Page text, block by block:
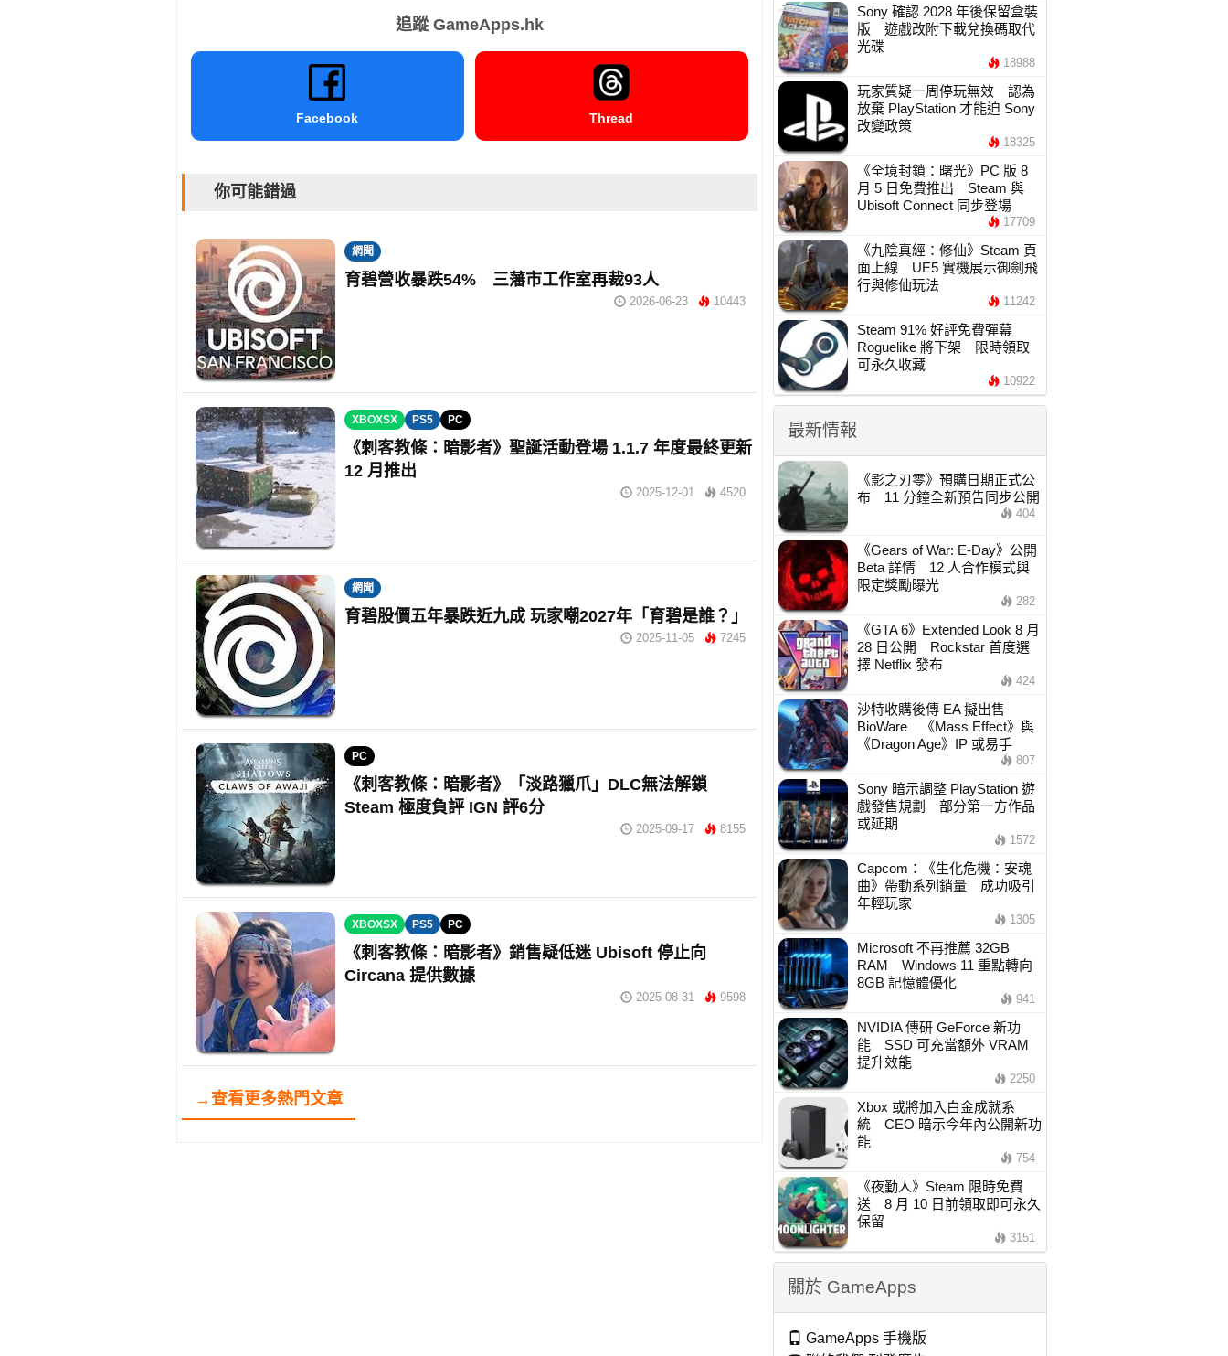
追蹤 GameApps.hk
Facebook Thread
你可能錯過
網聞
育碧營收暴跌54% 三藩市工作室再裁93人
2026-06-23 10443
XBOXSX PS5 PC
《刺客教條：暗影者》聖誕活動登場 1.1.7 年度最終更新
12 月推出
2025-12-01 4520
網聞
育碧股價五年暴跌近九成 玩家嘲2027年「育碧是誰？」
2025-11-05 7245
PC
《刺客教條：暗影者》「淡路獵爪」DLC無法解鎖
Steam 極度負評 IGN 評6分
2025-09-17 8155
XBOXSX PS5 PC
《刺客教條：暗影者》銷售疑低迷 Ubisoft 停止向
Circana 提供數據
2025-08-31 9598
→查看更多熱門文章
Sony 確認 2028 年後保留盒裝
版 遊戲改附下載兌換碼取代
光碟
18988
玩家質疑一周停玩無效 認為
放棄 PlayStation 才能迫 Sony
改變政策
18325
《全境封鎖：曙光》PC 版 8
月 5 日免費推出 Steam 與
Ubisoft Connect 同步登場
17709
《九陰真經：修仙》Steam 頁
面上線 UE5 實機展示御劍飛
行與修仙玩法
11242
Steam 91% 好評免費彈幕
Roguelike 將下架 限時領取
可永久收藏
10922
最新情報
《影之刃零》預購日期正式公
布 11 分鐘全新預告同步公開
404
《Gears of War: E-Day》公開
Beta 詳情 12 人合作模式與
限定獎勵曝光
282
《GTA 6》Extended Look 8 月
28 日公開 Rockstar 首度選
擇 Netflix 發布
424
沙特收購後傳 EA 擬出售
BioWare 《Mass Effect》與
《Dragon Age》IP 或易手
807
Sony 暗示調整 PlayStation 遊
戲發售規劃 部分第一方作品
或延期
1572
Capcom：《生化危機：安魂
曲》帶動系列銷量 成功吸引
年輕玩家
1305
Microsoft 不再推薦 32GB
RAM Windows 11 重點轉向
8GB 記憶體優化
941
NVIDIA 傳研 GeForce 新功
能 SSD 可充當額外 VRAM
提升效能
2250
Xbox 或將加入白金成就系
統 CEO 暗示今年內公開新功
能
754
《夜勤人》Steam 限時免費
送 8 月 10 日前領取即可永久
保留
3151
關於 GameApps
GameApps 手機版